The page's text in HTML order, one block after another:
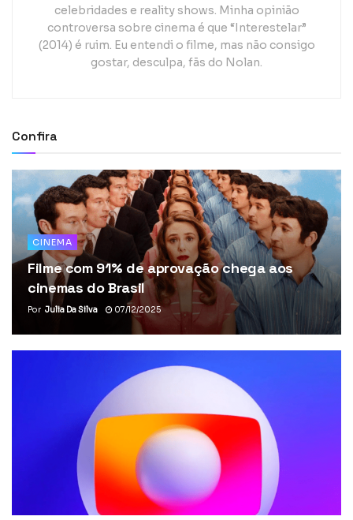
celebridades e reality shows. Minha opinião
controversa sobre cinema é que “Interestelar”
(2014) é ruim. Eu entendi o filme, mas não consigo
gostar, desculpa, fãs do Nolan.
Confira
CINEMA
Filme com 91% de aprovação chega aos
cinemas do Brasil
Por Julia Da Silva 07/12/2025